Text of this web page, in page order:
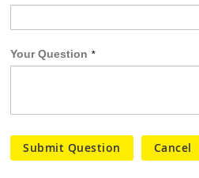
Your Question
Submit Question Cancel